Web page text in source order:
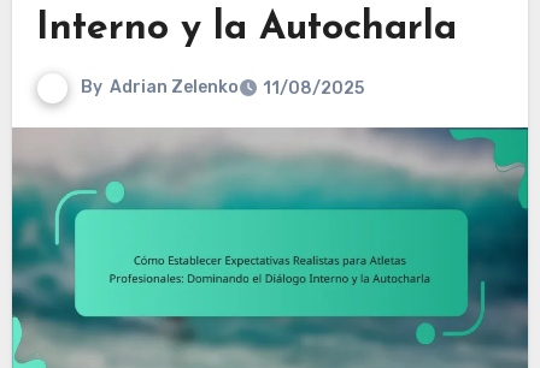
Interno y la Autocharla
By Adrian Zelenko 11/08/2025